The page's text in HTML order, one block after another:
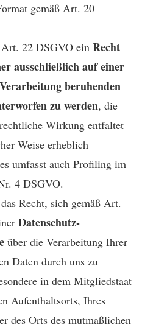
gemäß Art. 20
Art. 22 DSGVO ein Recht
ausschließlich auf einer
beruhenden
zu werden, die
Wirkung entfaltet
Weise erheblich
umfasst auch Profiling im
4 DSGVO.
Recht, sich gemäß Art.
Datenschutz-
über die Verarbeitung Ihrer
Daten durch uns zu
in dem Mitgliedstaat
Aufenthaltsorts, Ihres
des Orts des mutmaßlichen